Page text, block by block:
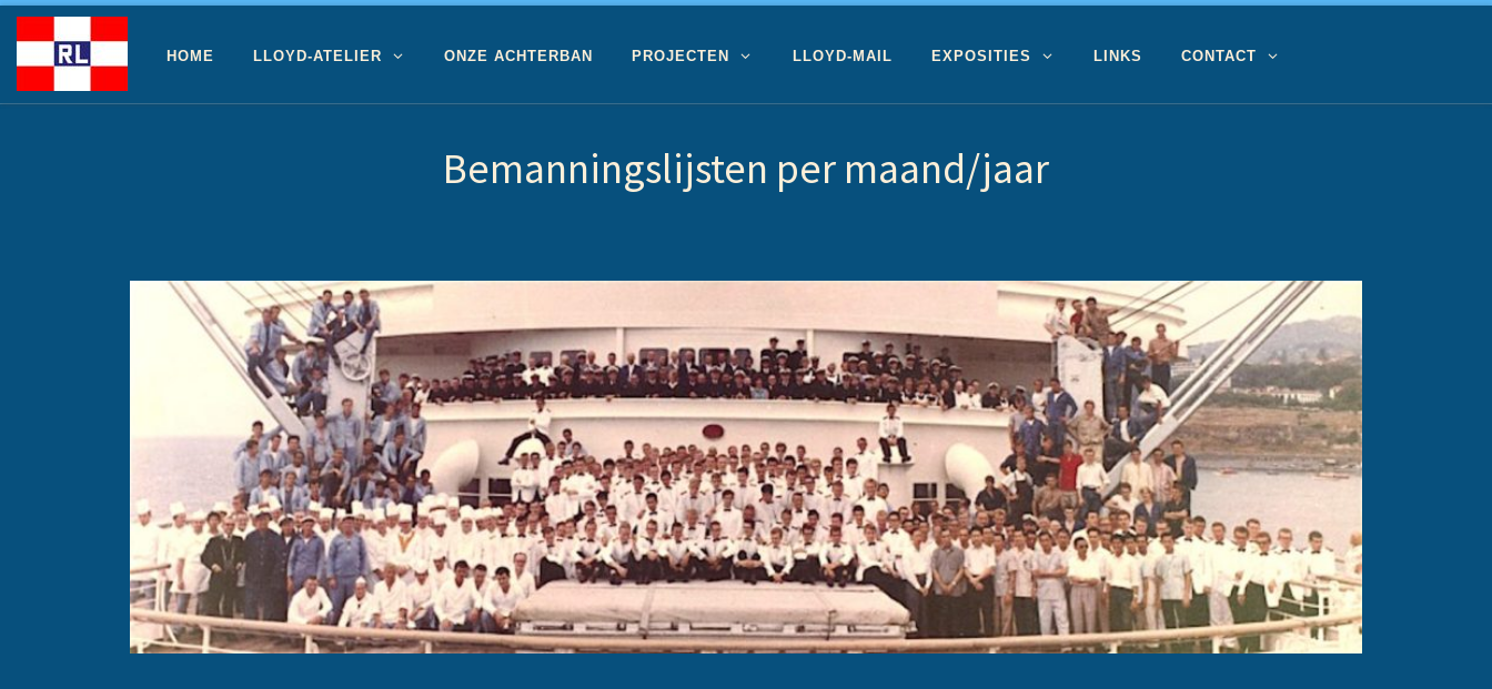
Ga naar inhoud
HOME LLOYD-ATELIER ONZE ACHTERBAN PROJECTEN LLOYD-MAIL EXPOSITIES LINKS CONTACT
Bemanningslijsten per maand/jaar